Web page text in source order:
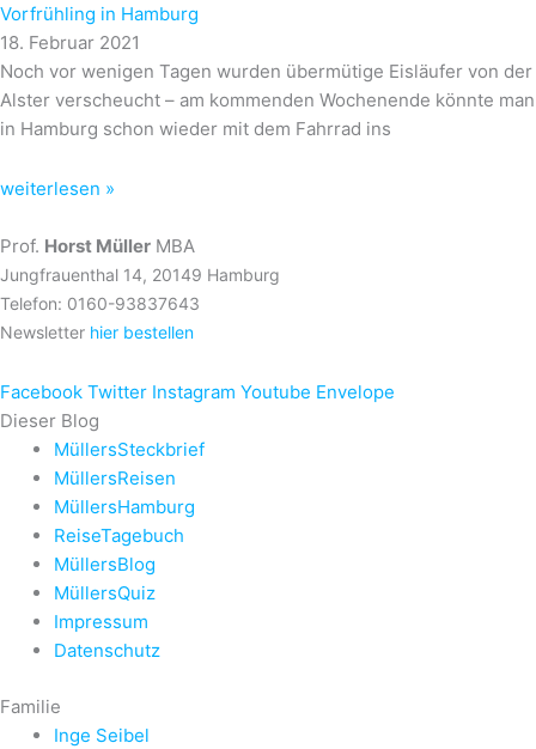
Vorfrühling in Hamburg
18. Februar 2021
Noch vor wenigen Tagen wurden übermütige Eisläufer von der
Alster verscheucht – am kommenden Wochenende könnte man
in Hamburg schon wieder mit dem Fahrrad ins
weiterlesen »
Prof. Horst Müller MBA
Jungfrauenthal 14, 20149 Hamburg
Telefon: 0160-93837643
Newsletter hier bestellen
Facebook Twitter Instagram Youtube Envelope
Dieser Blog
MüllersSteckbrief
MüllersReisen
MüllersHamburg
ReiseTagebuch
MüllersBlog
MüllersQuiz
Impressum
Datenschutz
Familie
Inge Seibel